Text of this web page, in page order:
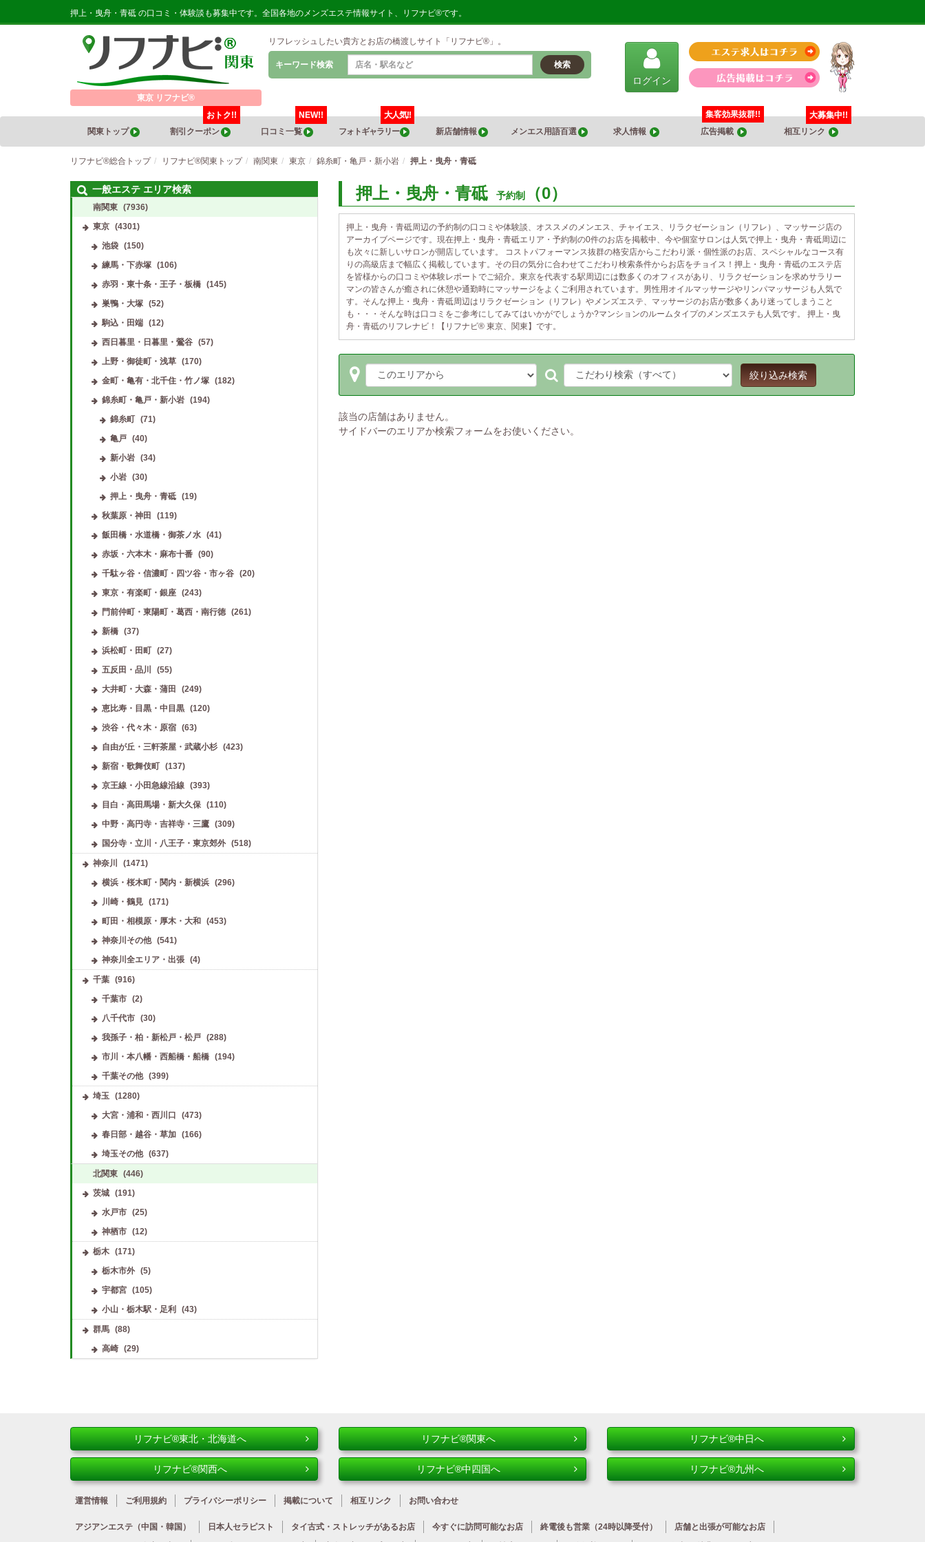
押上・曳舟・青砥 の口コミ・体験談も募集中です。全国各地のメンズエステ情報サイト、リフナビ®です。
東京 リフナビ®
リフレッシュしたい貴方とお店の橋渡しサイト「リフナビ®」。
キーワード検索 検索
ログイン
関東トップ 割引クーポン
おトク!!
口コミ一覧
NEW!!
フォトギャラリー
大人気!!
新店舗情報
メンエス用語百選 求人情報 広告掲載
集客効果抜群!!
相互リンク
大募集中!!
リフナビ®総合トップ リフナビ®関東トップ 南関東 東京 錦糸町・亀戸・新小岩 押上・曳舟・青砥
押上・曳舟・青砥 予約制 （0）
押上・曳舟・青砥周辺の予約制の口コミや体験談、オススメのメンエス、チャイエス、リラクゼーション（リフレ）、マッサージ店の
アーカイブページです。現在押上・曳舟・青砥エリア・予約制の0件のお店を掲載中、今や個室サロンは人気で押上・曳舟・青砥周辺に
も次々に新しいサロンが開店しています。 コストパフォーマンス抜群の格安店からこだわり派・個性派のお店、スペシャルなコース有
りの高級店まで幅広く掲載しています。その日の気分に合わせてこだわり検索条件からお店をチョイス！押上・曳舟・青砥のエステ店
を皆様からの口コミや体験レポートでご紹介。東京を代表する駅周辺には数多くのオフィスがあり、リラクゼーションを求めサラリー
マンの皆さんが癒されに休憩や通勤時にマッサージをよくご利用されています。男性用オイルマッサージやリンパマッサージも人気で
す。そんな押上・曳舟・青砥周辺はリラクゼーション（リフレ）やメンズエステ、マッサージのお店が数多くあり迷ってしまうこと
も・・・そんな時は口コミをご参考にしてみてはいかがでしょうか?マンションのルームタイプのメンズエステも人気です。 押上・曳
舟・青砥のリフレナビ！【リフナビ® 東京、関東】です。
絞り込み検索
該当の店舗はありません。
サイドバーのエリアか検索フォームをお使いください。
一般エステ エリア検索
南関東 (7936)
東京 (4301)
池袋
(150)
練馬・下赤塚
(106)
赤羽・東十条・王子・板橋
(145)
巣鴨・大塚
(52)
駒込・田端
(12)
西日暮里・日暮里・鶯谷
(57)
上野・御徒町・浅草
(170)
金町・亀有・北千住・竹ノ塚
(182)
錦糸町・亀戸・新小岩
(194)
錦糸町 (71)
亀戸 (40)
新小岩 (34)
小岩 (30)
押上・曳舟・青砥 (19)
秋葉原・神田
(119)
飯田橋・水道橋・御茶ノ水
(41)
赤坂・六本木・麻布十番
(90)
千駄ヶ谷・信濃町・四ツ谷・市ヶ谷
(20)
東京・有楽町・銀座
(243)
門前仲町・東陽町・葛西・南行徳
(261)
新橋
(37)
浜松町・田町
(27)
五反田・品川
(55)
大井町・大森・蒲田
(249)
恵比寿・目黒・中目黒
(120)
渋谷・代々木・原宿
(63)
自由が丘・三軒茶屋・武蔵小杉
(423)
新宿・歌舞伎町
(137)
京王線・小田急線沿線
(393)
目白・高田馬場・新大久保
(110)
中野・高円寺・吉祥寺・三鷹
(309)
国分寺・立川・八王子・東京郊外
(518)
神奈川
(1471)
横浜・桜木町・関内・新横浜
(296)
川崎・鶴見
(171)
町田・相模原・厚木・大和
(453)
神奈川その他
(541)
神奈川全エリア・出張
(4)
千葉 (916)
千葉市
(2)
八千代市
(30)
我孫子・柏・新松戸・松戸
(288)
市川・本八幡・西船橋・船橋
(194)
千葉その他
(399)
埼玉
(1280)
大宮・浦和・西川口
(473)
春日部・越谷・草加
(166)
埼玉その他
(637)
北関東 (446)
茨城 (191)
水戸市
(25)
神栖市
(12)
栃木 (171)
栃木市外
(5)
宇都宮
(105)
小山・栃木駅・足利
(43)
群馬 (88)
高崎
(29)
リフナビ®東北・北海道へ リフナビ®関東へ リフナビ®中日へ
リフナビ®関西へ リフナビ®中四国へ リフナビ®九州へ
運営情報 ご利用規約 プライバシーポリシー 掲載について 相互リンク お問い合わせ
アジアンエステ （中国・韓国） 日本人セラピスト タイ古式・ストレッチがあるお店 今すぐに訪問可能なお店 終電後も営業 （24時以降受付） 店舗と出張が可能なお店